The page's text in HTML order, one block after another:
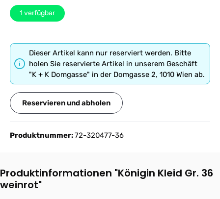
1 verfügbar
Dieser Artikel kann nur reserviert werden. Bitte
holen Sie reservierte Artikel in unserem Geschäft
"K + K Domgasse" in der Domgasse 2, 1010 Wien ab.
Reservieren und abholen
Produktnummer:72-320477-36
Produktinformationen "Königin Kleid Gr. 36
weinrot"